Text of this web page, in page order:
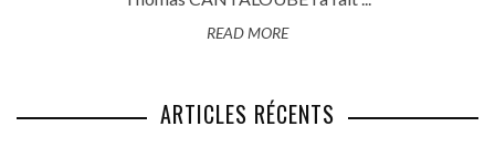
READ MORE
ARTICLES RÉCENTS